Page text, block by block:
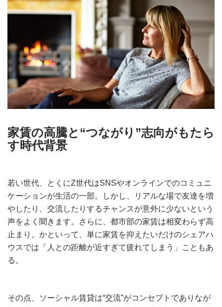
家賃の高騰と“つながり”志向がもたら
す時代背景
若い世代、とくにZ世代はSNSやオンラインでのコミュニ
ケーションが生活の一部。しかし、リアルな場で友達を増
やしたり、交流したりするチャンスが意外に少ないという
声をよく聞きます。さらに、都市部の家賃は相変わらず高
止まり。かといって、単に家賃を抑えたいだけのシェアハ
ウスでは「人との距離が近すぎて疲れてしまう」こともあ
る。
その点、ソーシャル賃貸は“交流”がコンセプトでありなが